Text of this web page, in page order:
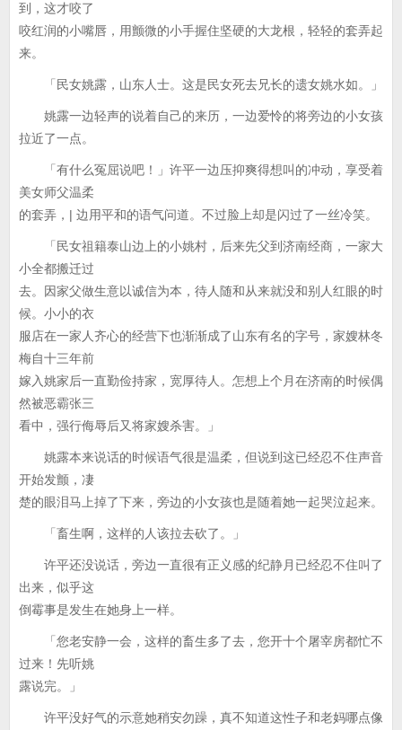
到，这才咬了
咬红润的小嘴唇，用颤微的小手握住坚硬的大龙根，轻轻的套弄起
来。
「民女姚露，山东人士。这是民女死去兄长的遗女姚水如。」
姚露一边轻声的说着自己的来历，一边爱怜的将旁边的小女孩
拉近了一点。
「有什么冤屈说吧！」许平一边压抑爽得想叫的冲动，享受着
美女师父温柔
的套弄，| 边用平和的语气问道。不过脸上却是闪过了一丝冷笑。
「民女祖籍泰山边上的小姚村，后来先父到济南经商，一家大
小全都搬迁过
去。因家父做生意以诚信为本，待人随和从来就没和别人红眼的时
候。小小的衣
服店在一家人齐心的经营下也渐渐成了山东有名的字号，家嫂林冬
梅自十三年前
嫁入姚家后一直勤俭持家，宽厚待人。怎想上个月在济南的时候偶
然被恶霸张三
看中，强行侮辱后又将家嫂杀害。」
姚露本来说话的时候语气很是温柔，但说到这已经忍不住声音
开始发颤，凄
楚的眼泪马上掉了下来，旁边的小女孩也是随着她一起哭泣起来。
「畜生啊，这样的人该拉去砍了。」
许平还没说话，旁边一直很有正义感的纪静月已经忍不住叫了
出来，似乎这
倒霉事是发生在她身上一样。
「您老安静一会，这样的畜生多了去，您开十个屠宰房都忙不
过来！先听姚
露说完。」
许平没好气的示意她稍安勿躁，真不知道这性子和老妈哪点像